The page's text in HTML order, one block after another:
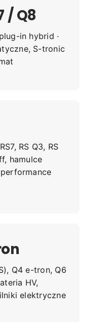
/ Q8
in hybrid ·
S-tronic
RS Q3, RS
hamulce
Q4 e-tron, Q6
HV,
elektryczne